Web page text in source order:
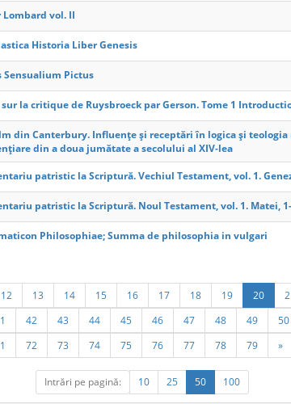
Lombard vol. II
Historia Liber Genesis
Sensualium Pictus
sur la critique de Ruysbroeck par Gerson. Tome 1
din Canterbury. Influențe și receptări în logica și
din a doua jumătate a secolului al XIV-lea
patristic la Scriptură. Vechiul Testament, vol. 1.
patristic la Scriptură. Noul Testament, vol. 1. Matei,
Philosophiae; Summa de philosophia in vulgari
12 13 14 15 16 17 18 19 20
42 43 44 45 46 47 48 49 50
72 73 74 75 76 77 78 79 »
Intrări pe pagină: 10 25 50 100